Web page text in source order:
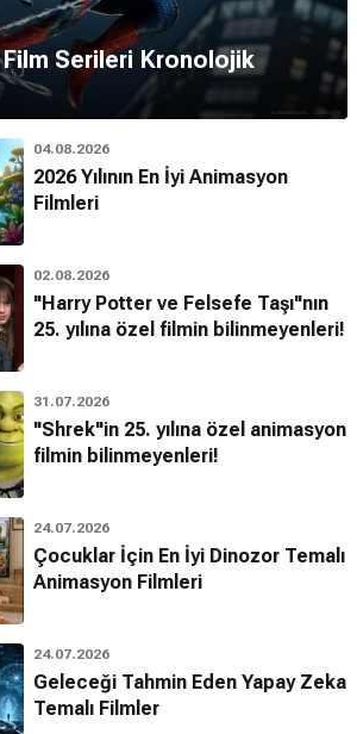
Serileri Kronolojik
04.08.2026
2026 Yılının En İyi Animasyon
Filmleri
02.08.2026
"Harry Potter ve Felsefe Taşı"nın
25. yılına özel filmin bilinmeyenleri!
31.07.2026
"Shrek"in 25. yılına özel animasyon
filmin bilinmeyenleri!
24.07.2026
Çocuklar İçin En İyi Dinozor Temalı
Animasyon Filmleri
24.07.2026
Geleceği Tahmin Eden Yapay Zeka
Temalı Filmler